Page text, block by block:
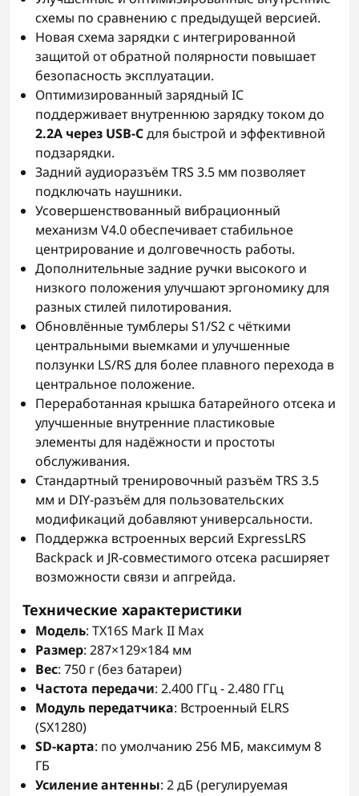
схемы по сравнению с предыдущей версией.
Новая схема зарядки с интегрированной
защитой от обратной полярности повышает
безопасность эксплуатации.
Оптимизированный зарядный IC
поддерживает внутреннюю зарядку током до
2.2А через USB-Cдля быстрой и эффективной
подзарядки.
Задний аудиоразъём TRS 3.5 мм позволяет
подключать наушники.
Усовершенствованный вибрационный
механизм V4.0 обеспечивает стабильное
центрирование и долговечность работы.
Дополнительные задние ручки высокого и
низкого положения улучшают эргономику для
разных стилей пилотирования.
Обновлённые тумблеры S1/S2 с чёткими
центральными выемками и улучшенные
ползунки LS/RS для более плавного перехода в
центральное положение.
Переработанная крышка батарейного отсека и
улучшенные внутренние пластиковые
элементы для надёжности и простоты
обслуживания.
Стандартный тренировочный разъём TRS 3.5
мм и DIY-разъём для пользовательских
модификаций добавляют универсальности.
Поддержка встроенных версий ExpressLRS
Backpack и JR-совместимого отсека расширяет
возможности связи и апгрейда.
Технические характеристики
Модель: TX16S Mark II Max
Размер: 287×129×184 мм
Вес: 750 г (без батареи)
Частота передачи: 2.400 ГГц - 2.480 ГГц
Модуль передатчика: Встроенный ELRS
(SX1280)
SD-карта: по умолчанию 256 МБ, максимум 8
ГБ
Усиление антенны: 2 дБ (регулируемая